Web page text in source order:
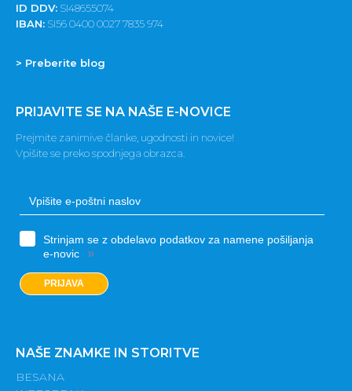
ID DDV: SI48655074
IBAN: SI56 0400 0027 7835 974
> Preberite blog
PRIJAVITE SE NA NAŠE E-NOVICE
Prejmite zanimive članke, ugodnosti in novice!
Vpišite se preko spodnjega obrazca.
Strinjam se z obdelavo podatkov za namene pošiljanja
e-novic
»
PRIJAVA
NAŠE ZNAMKE IN STORITVE
BESANA